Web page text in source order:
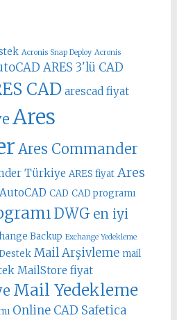
Acronis Snap Deploy Acronis
ARES 3'lü CAD
CAD arescad fiyat
Ares
Ares Commander
Türkiye ARES fiyat Ares
AutoCAD CAD CAD programı
DWG en iyi
Backup Exchange Yedekleme
Mail Arşivleme mail
MailStore fiyat
Mail Yedekleme
Online CAD Safetica